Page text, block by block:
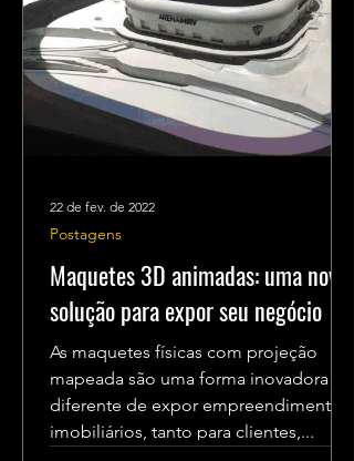
Maquetes 3D animadas: uma nova
solução para expor seu negócio
As maquetes físicas com projeção
mapeada são uma forma inovadora e
diferente de expor empreendimentos
imobiliários, tanto para clientes,...
Postagens
22 de fev. de 2022